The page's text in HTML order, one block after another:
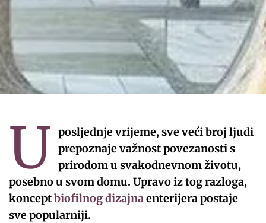
U posljednje vrijeme, sve veći broj ljudi
prepoznaje važnost povezanosti s
prirodom u svakodnevnom životu,
posebno u svom domu. Upravo iz tog razloga,
konceptbiofilnog dizajnaenterijera postaje
sve popularniji.